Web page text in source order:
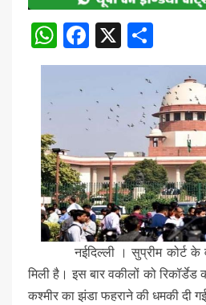
WhatsApp
Facebook
X
नईदिल्ली । सुप्रीम कोर्ट के
मिली है। इस बार वकीलों को
कश्मीर का झंडा फहराने की धमकी दी